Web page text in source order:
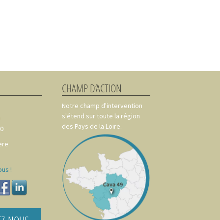
!
CHAMP D’ACTION
Notre champ d'intervention
s'étend sur toute la région
des Pays de la Loire.